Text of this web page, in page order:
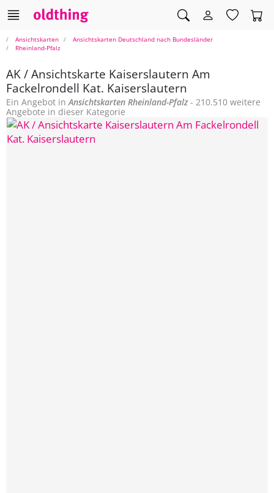
Ansichtskarten
Ansichtskarten Deutschland nach Bundesländer
Rheinland-Pfalz
AK / Ansichtskarte Kaiserslautern Am
Fackelrondell Kat. Kaiserslautern
Ein Angebot inAnsichtskarten Rheinland-Pfalz- 210.510 weitere
Angebote in dieser Kategorie